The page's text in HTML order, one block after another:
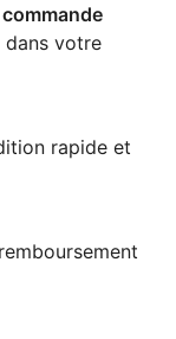
dans votre
rapide et